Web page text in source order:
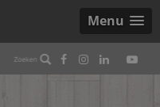
Menu